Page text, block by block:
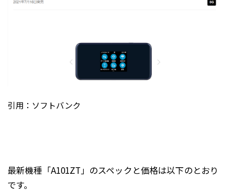
引用： ソフトバンク
最新機種「A101ZT」のスペックと価格は以下のとおり
です。